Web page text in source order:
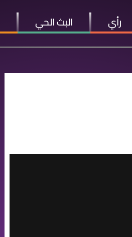
رأي البث الحي